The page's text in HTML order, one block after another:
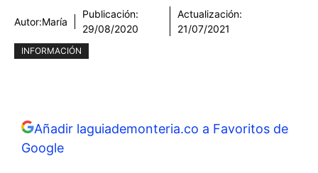
Autor:María
Publicación:
29/08/2020
Actualización:
21/07/2021
INFORMACIÓN
Añadir laguiademonteria.co a Favoritos de
Google